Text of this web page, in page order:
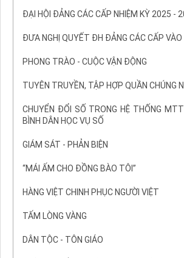
ĐẠI HỘI ĐẢNG CÁC CẤP NHIỆM KỲ 2025 -
ĐƯA NGHỊ QUYẾT ĐH ĐẢNG CÁC CẤP VÀO
PHONG TRÀO - CUỘC VẬN ĐỘNG
TUYÊN TRUYỀN, TẬP HỢP QUẦN CHÚNG
CHUYỂN ĐỔI SỐ TRONG HỆ THỐNG
BÌNH DÂN HỌC VỤ SỐ
GIÁM SÁT - PHẢN BIỆN
“MÁI ẤM CHO ĐỒNG BÀO TÔI”
HÀNG VIỆT CHINH PHỤC NGƯỜI VIỆT
TẤM LÒNG VÀNG
DÂN TỘC - TÔN GIÁO